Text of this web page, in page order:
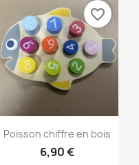
Aperçu rapide
Poisson chiffre en bois
6,90 €
favorite_border